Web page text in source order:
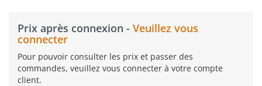
Prix après connexion - Veuillez vous
connecter
Pour pouvoir consulter les prix et passer des
commandes, veuillez vous connecter à votre compte
client.